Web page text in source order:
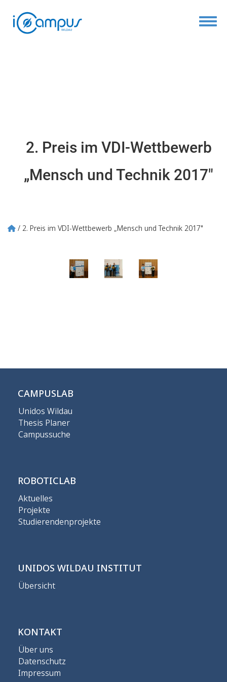
2. Preis im VDI-Wettbewerb
„Mensch und Technik 2017"
Pfadnavigation
2. Preis im VDI-Wettbewerb „Mensch und Technik 2017"
CAMPUSLAB
Unidos Wildau
Thesis Planer
Campussuche
ROBOTICLAB
Aktuelles
Projekte
Studierendenprojekte
UNIDOS WILDAU INSTITUT
Übersicht
KONTAKT
Über uns
Datenschutz
Impressum